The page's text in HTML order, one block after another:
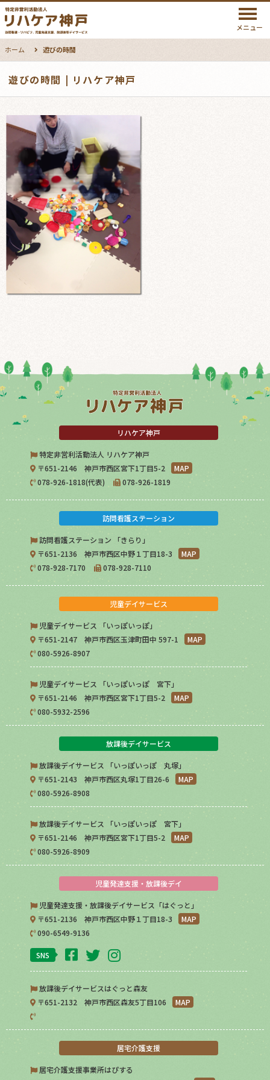
メニュー
ホーム 遊びの時間
遊びの時間 | リハケア神戸
リハケア神戸
特定非営利活動法人 リハケア神戸
〒651-2146 神戸市西区宮下1丁目5-2
MAP
078-926-1818(代表)
078-926-1819
訪問看護ステーション
訪問看護ステーション 「きらり」
〒651-2136 神戸市西区中野１丁目18-3
MAP
078-928-7170
078-928-7110
児童デイサービス
児童デイサービス 「いっぽいっぽ」
〒651-2147 神戸市西区玉津町田中 597-1
MAP
080-5926-8907
児童デイサービス 「いっぽいっぽ 宮下」
〒651-2146 神戸市西区宮下1丁目5-2
MAP
080-5932-2596
放課後デイサービス
放課後デイサービス 「いっぽいっぽ 丸塚」
〒651-2143 神戸市西区丸塚1丁目26-6
MAP
080-5926-8908
放課後デイサービス 「いっぽいっぽ 宮下」
〒651-2146 神戸市西区宮下1丁目5-2
MAP
080-5926-8909
児童発達支援・放課後デイ
児童発達支援・放課後デイサービス「はぐっと」
〒651-2136 神戸市西区中野１丁目18-3
MAP
090-6549-9136
SNS
放課後デイサービスはぐっと森友
〒651-2132 神戸市西区森友5丁目106
MAP
居宅介護支援
居宅介護支援事業所はぴする